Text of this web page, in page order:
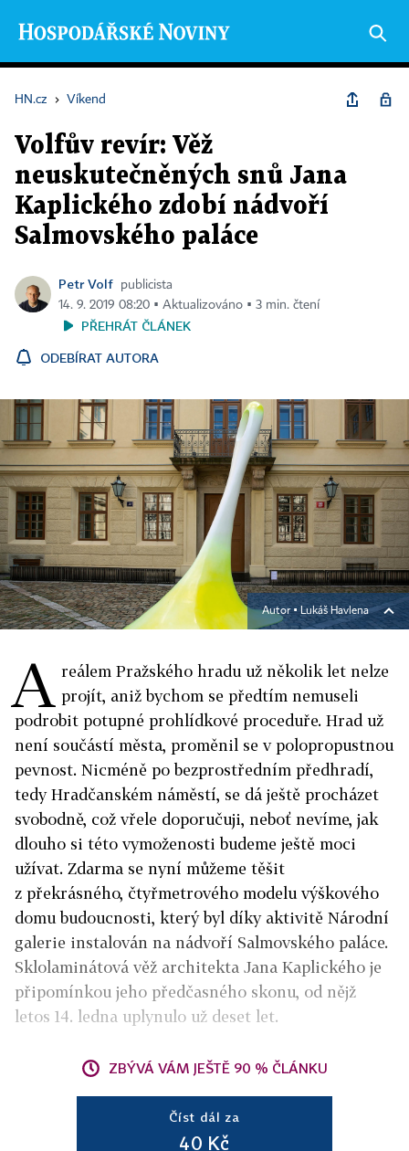
HN.cz › Víkend
Volfův revír: Věž
neuskutečněných snů Jana
Kaplického zdobí nádvoří
Salmovského paláce
Petr Volf
publicista
14. 9. 2019 08:20 ▪ Aktualizováno ▪ 3 min. čtení
PŘEHRÁT ČLÁNEK
ODEBÍRAT AUTORA
Autor ▪ Lukáš Havlena
A reálem Pražského hradu už několik let nelze
projít, aniž bychom se předtím nemuseli
podrobit potupné prohlídkové proceduře. Hrad už
není součástí města, proměnil se v polopropustnou
pevnost. Nicméně po bezprostředním předhradí,
tedy Hradčanském náměstí, se dá ještě procházet
svobodně, což vřele doporučuji, neboť nevíme, jak
dlouho si této vymoženosti budeme ještě moci
užívat. Zdarma se nyní můžeme těšit
z překrásného, čtyřmetrového modelu výškového
domu budoucnosti, který byl díky aktivitě Národní
galerie instalován na nádvoří Salmovského paláce.
Sklolaminátová věž architekta Jana Kaplického je
připomínkou jeho předčasného skonu, od nějž
letos 14. ledna uplynulo už deset let.
ZBÝVÁ VÁM JEŠTĚ 90 % ČLÁNKU
Číst dál za
40 Kč